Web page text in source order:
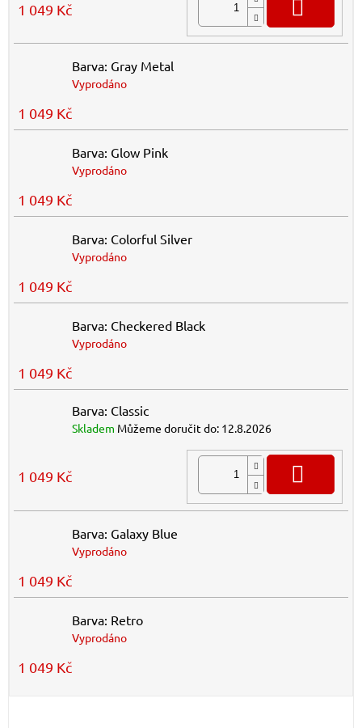
1 049 Kč
Barva: Gray Metal
Vyprodáno
1 049 Kč
Barva: Glow Pink
Vyprodáno
1 049 Kč
Barva: Colorful Silver
Vyprodáno
1 049 Kč
Barva: Checkered Black
Vyprodáno
1 049 Kč
Barva: Classic
Skladem Můžeme doručit do: 12.8.2026
1 049 Kč
Barva: Galaxy Blue
Vyprodáno
1 049 Kč
Barva: Retro
Vyprodáno
1 049 Kč